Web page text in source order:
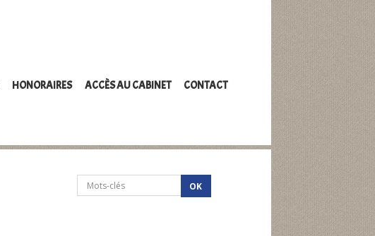
HONORAIRES ACCÈS AU CABINET CONTACT